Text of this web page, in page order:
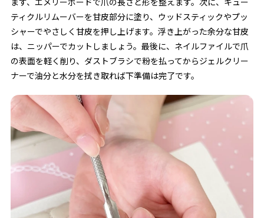
ティクルリムーバーを甘皮部分に塗り、ウッドスティックやプッ
シャーでやさしく甘皮を押し上げます。浮き上がった余分な甘皮
は、ニッパーでカットしましょう。最後に、ネイルファイルで爪
の表面を軽く削り、ダストブラシで粉を払ってからジェルクリー
ナーで油分と水分を拭き取れば下準備は完了です。